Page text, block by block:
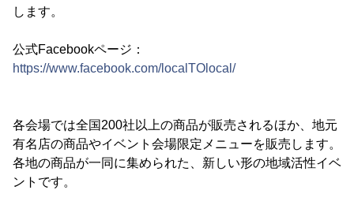
します。
公式Facebookページ：
https://www.facebook.com/localTOlocal/
各会場では全国200社以上の商品が販売されるほか、地元
有名店の商品やイベント会場限定メニューを販売します。
各地の商品が一同に集められた、新しい形の地域活性イベ
ントです。